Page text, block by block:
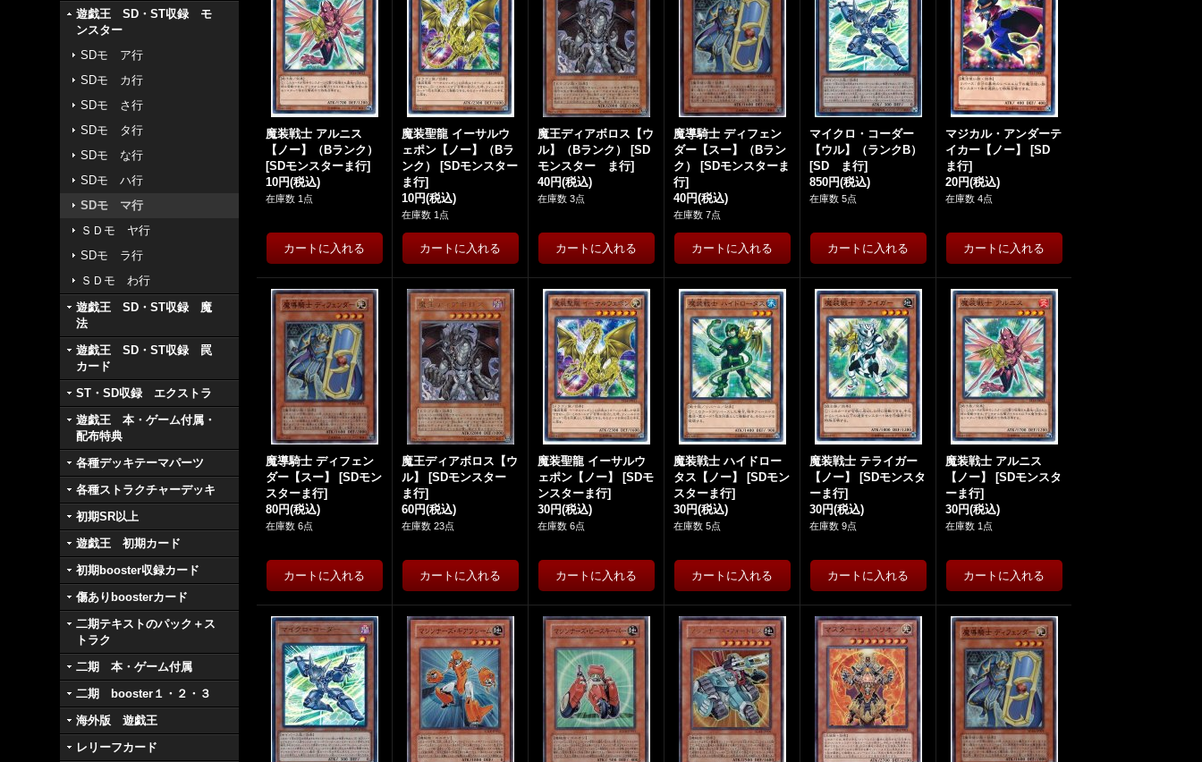
遊戯王 SD・ST収録 モ
ンスター
SDモ ア行
SDモ カ行
SDモ さ行
SDモ タ行
SDモ な行
SDモ ハ行
SDモ マ行
ＳＤモ ヤ行
SDモ ラ行
ＳＤモ わ行
遊戯王 SD・ST収録 魔
法
遊戯王 SD・ST収録 罠
カード
ST・SD収録 エクストラ
遊戯王 本・ゲーム付属・
配布特典
各種デッキテーマパーツ
各種ストラクチャーデッキ
初期SR以上
遊戯王 初期カード
初期booster収録カード
傷ありboosterカード
二期テキストのパック＋ス
トラク
二期 本・ゲーム付属
二期 booster１・２・３
海外版 遊戯王
レリーフカード
魔装戦士 アルニス
【ノー】（Bランク）
[SDモンスターま行]
10円(税込)
在庫数 1点
魔装聖龍 イーサルウ
ェポン【ノー】（Bラ
ンク）
[SDモンスター
ま行]
10円(税込)
在庫数 1点
魔王ディアボロス【ウ
ル】（Bランク）
[SD
モンスター ま行]
40円(税込)
在庫数 3点
魔導騎士 ディフェン
ダー【スー】（Bラン
ク）
[SDモンスターま
行]
40円(税込)
在庫数 7点
マイクロ・コーダー
【ウル】（ランクB）
[SD ま行]
850円(税込)
在庫数 5点
マジカル・アンダーテ
イカー【ノー】
[SD
ま行]
20円(税込)
在庫数 4点
魔導騎士 ディフェン
ダー【スー】
[SDモン
スターま行]
80円(税込)
在庫数 6点
魔王ディアボロス【ウ
ル】
[SDモンスター
ま行]
60円(税込)
在庫数 23点
魔装聖龍 イーサルウ
ェポン【ノー】
[SDモ
ンスターま行]
30円(税込)
在庫数 6点
魔装戦士 ハイドロー
タス【ノー】
[SDモン
スターま行]
30円(税込)
在庫数 5点
魔装戦士 テライガー
【ノー】
[SDモンスタ
ーま行]
30円(税込)
在庫数 9点
魔装戦士 アルニス
【ノー】
[SDモンスタ
ーま行]
30円(税込)
在庫数 1点